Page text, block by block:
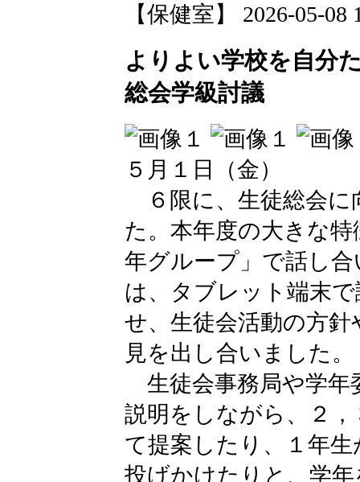
【保健室】 2026-05-08
よりよい学校を自分
総会学級討議
５月１日（金）
６限に、生徒総会に
た。本年度の大きな
年グループ」で話し
は、タブレット端末
せ、生徒会活動の方
見を出し合いました。
生徒会事務局や学年
説明をしながら、２
て提案したり、１年
投げかけたりと、学